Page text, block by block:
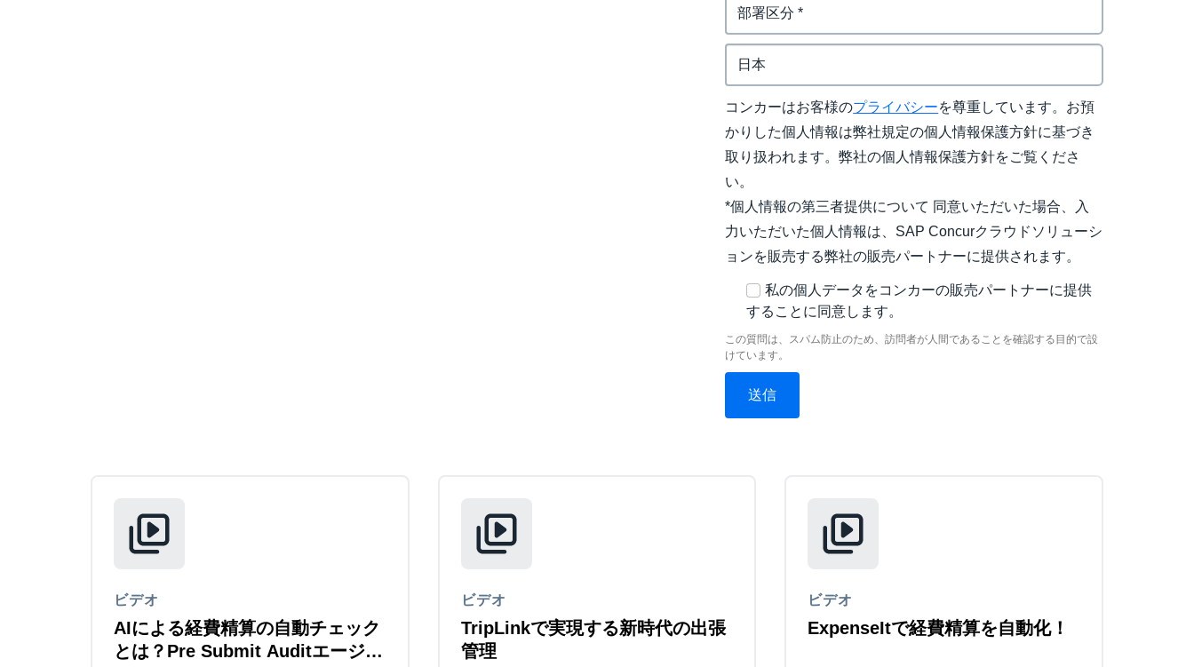
コンカーはお客様のプライバシーを尊重しています。お預
かりした個人情報は弊社規定の個人情報保護方針に基づき
取り扱われます。弊社の個人情報保護方針をご覧くださ
い。
*個人情報の第三者提供について 同意いただいた場合、入
力いただいた個人情報は、SAP Concurクラウドソリューシ
ョンを販売する弊社の販売パートナーに提供されます。
私の個人データをコンカーの販売パートナーに提供
することに同意します。
この質問は、スパム防止のため、訪問者が人間であることを確認する目的で設
けています。
ビデオ
AIによる経費精算の自動チェック
とは？Pre Submit Auditエージェ
ビデオ
TripLinkで実現する新時代の出張
管理
ビデオ
ExpenseItで経費精算を自動化！